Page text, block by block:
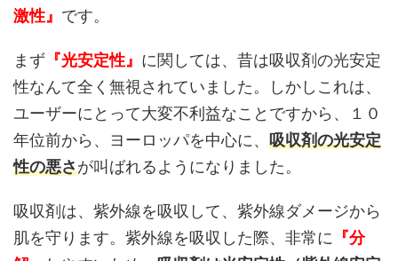
激性』 です。
まず 『光安定性』 に関しては、昔は吸収剤の光安定
性なんて全く無視されていました。しかしこれは、
ユーザーにとって大変不利益なことですから、１０
年位前から、ヨーロッパを中心に、 吸収剤の光安定
性の悪さが叫ばれるようになりました。
吸収剤は、紫外線を吸収して、紫外線ダメージから
肌を守ります。紫外線を吸収した際、非常に 『分